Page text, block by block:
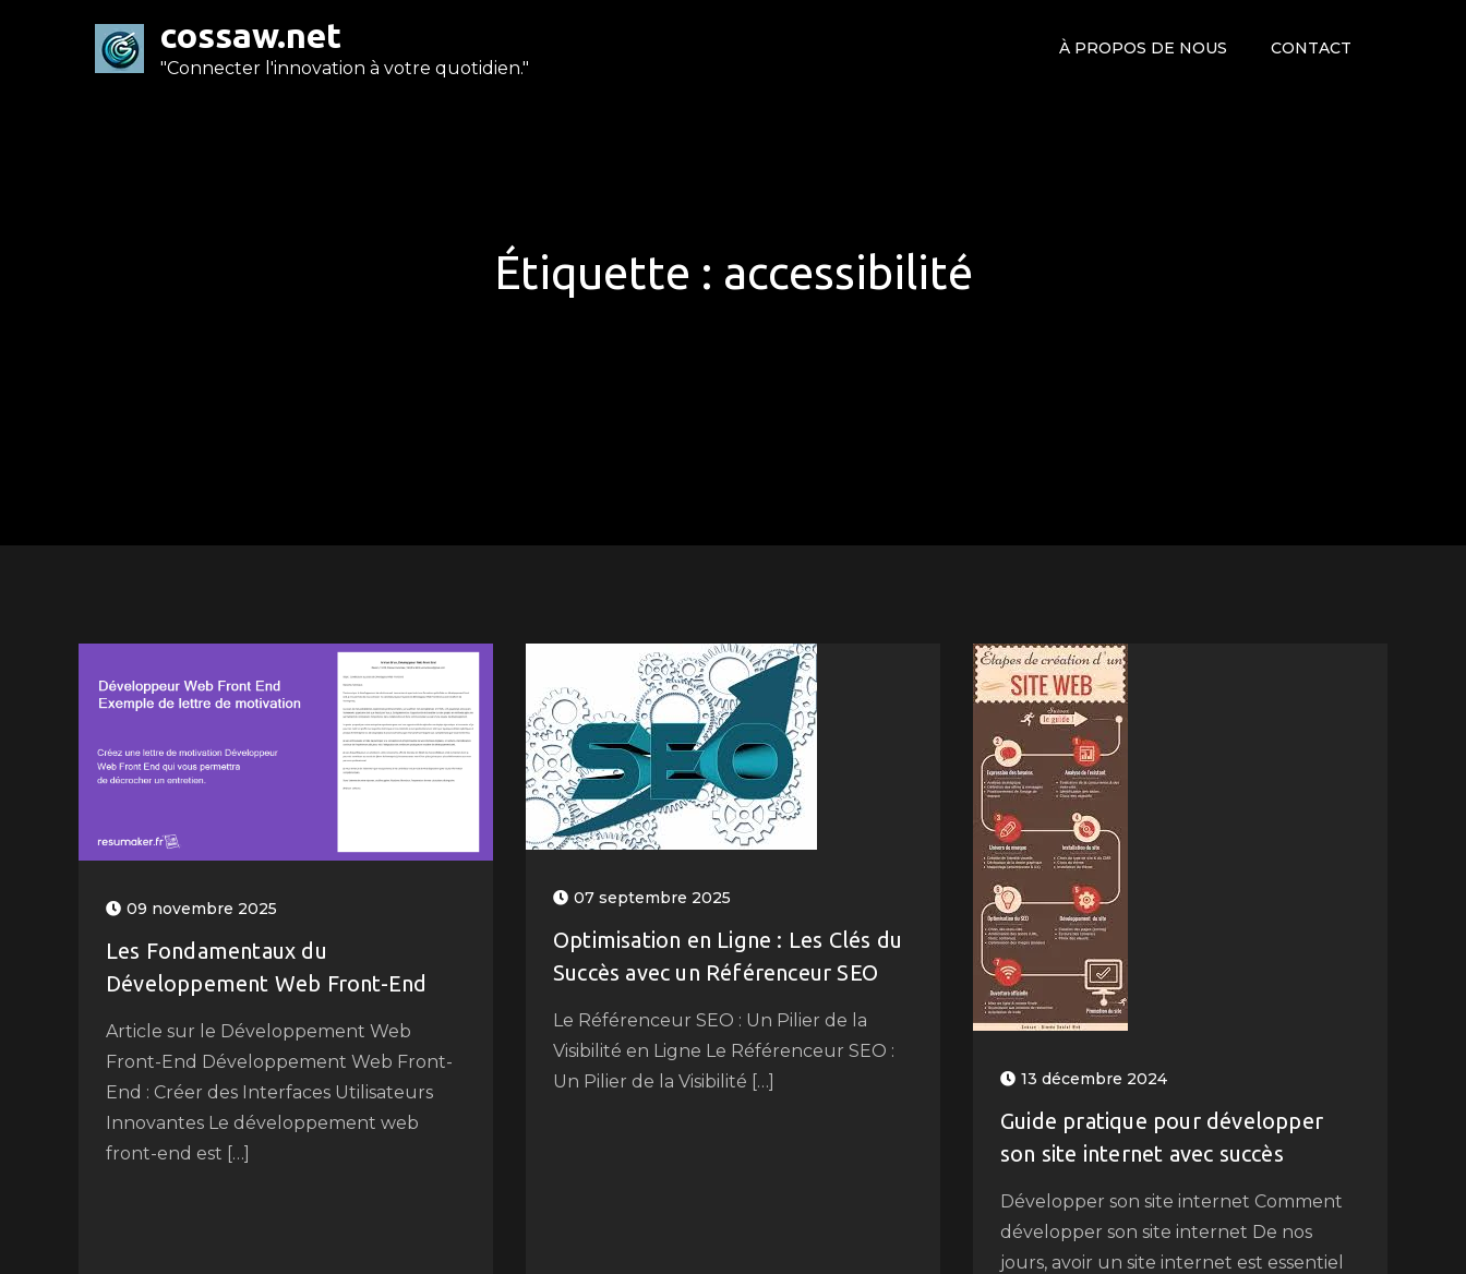
cossaw.net
"Connecter l'innovation à votre quotidien."
À PROPOS DE NOUS CONTACT
Étiquette : accessibilité
09 novembre 2025
Les Fondamentaux du
Développement Web Front-End
Article sur le Développement Web
Front-End Développement Web Front-
End : Créer des Interfaces Utilisateurs
Innovantes Le développement web
front-end est […]
07 septembre 2025
Optimisation en Ligne : Les Clés du
Succès avec un Référenceur SEO
Le Référenceur SEO : Un Pilier de la
Visibilité en Ligne Le Référenceur SEO :
Un Pilier de la Visibilité […]
13 décembre 2024
Guide pratique pour développer
son site internet avec succès
Développer son site internet Comment
développer son site internet De nos
jours, avoir un site internet est essentiel